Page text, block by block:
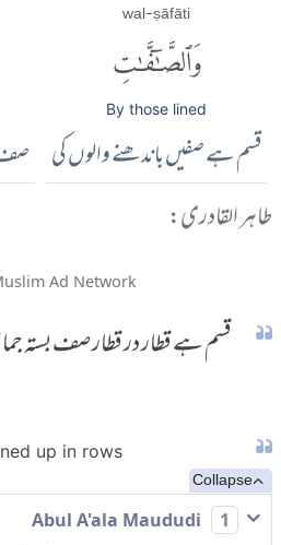
wal-ṣāfāti
وَٱلصَّٰٓفَّٰتِ
By those lined
قسم ہے صفیں باندھنے والوں کی صف
طاہر القادری:
Ad Network
قسم ہے قطار در قطار صف بستہ
up in rows
Collapse
1